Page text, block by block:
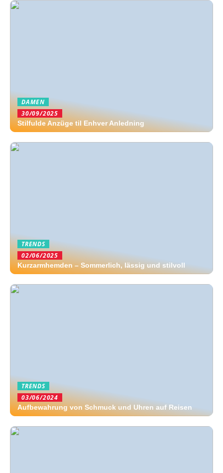
DAMEN
30/09/2025
Stilfulde Anzüge til Enhver Anledning
TRENDS
02/06/2025
Kurzarmhemden – Sommerlich, lässig und stilvoll
TRENDS
03/06/2024
Aufbewahrung von Schmuck und Uhren auf Reisen